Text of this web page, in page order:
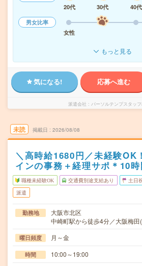
20代
30代 40代
男女比率
女性
もっと見る
気になる! 応募へ進む
派遣会社 パーソルテンプスタッ
未読 掲載日 2026/08/08
＼高時給1680円／未経験OK
インの事務＋経理サポ＊10
職種未経験OK 交通費別途支給あり 土日
派遣
勤務地
大阪市北区
中崎町駅から徒歩4分／大阪梅
曜日頻度 月～金
時間 10:00～19:00